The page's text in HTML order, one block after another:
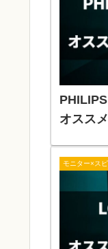
オスス
モニター×ス